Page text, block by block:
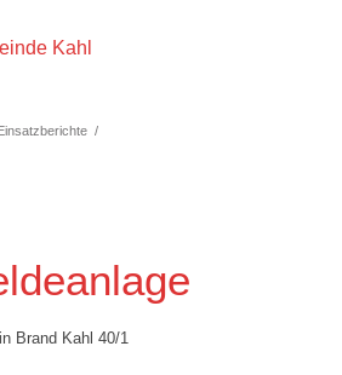
/
in Brand Kahl 40/1